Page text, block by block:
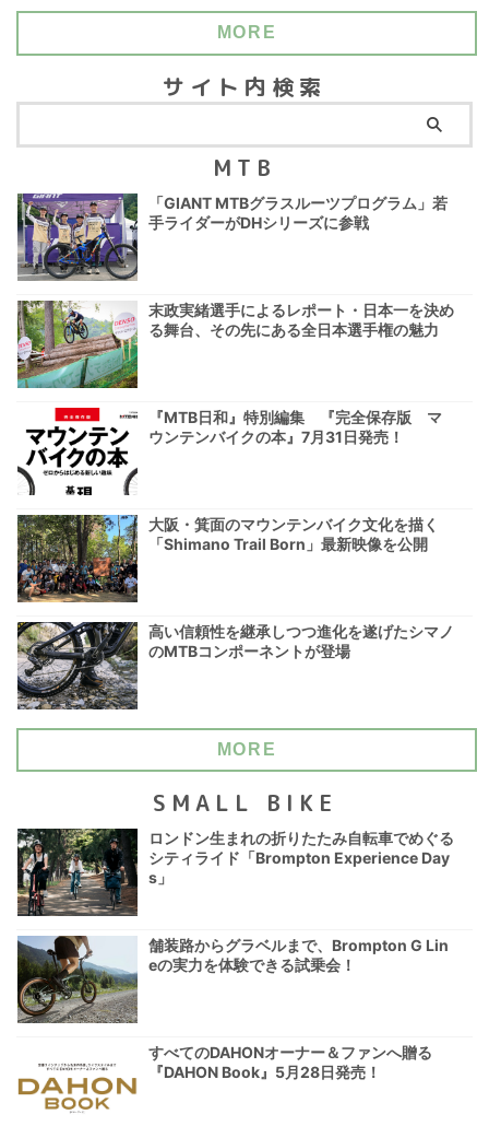
MORE
サイト内検索
MTB
「GIANT MTBグラスルーツプログラム」若
手ライダーがDHシリーズに参戦
末政実緒選手によるレポート・日本一を決め
る舞台、その先にある全日本選手権の魅力
『MTB日和』特別編集 『完全保存版 マ
ウンテンバイクの本』7月31日発売！
大阪・箕面のマウンテンバイク文化を描く
「Shimano Trail Born」最新映像を公開
高い信頼性を継承しつつ進化を遂げたシマノ
のMTBコンポーネントが登場
MORE
SMALL BIKE
ロンドン生まれの折りたたみ自転車でめぐる
シティライド「Brompton Experience Day
s」
舗装路からグラベルまで、Brompton G Lin
eの実力を体験できる試乗会！
すべてのDAHONオーナー＆ファンへ贈る
『DAHON Book』5月28日発売！